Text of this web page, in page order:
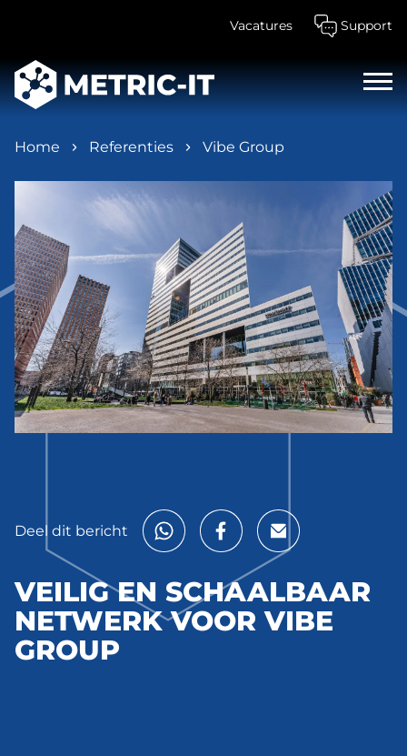
Vacatures Support
Home Referenties Vibe Group
Deel dit bericht
VEILIG EN SCHAALBAAR
NETWERK VOOR VIBE
GROUP